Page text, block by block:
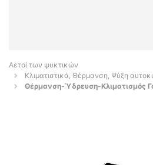
Αετοί των ψυκτικών
Κλιματιστικά, Θέρμανση, Ψύξη
Θέρμανση-Ύδρευση-Κλιματισμός